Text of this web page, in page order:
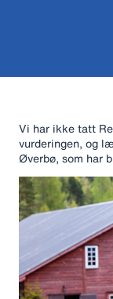
Vi har ikke tatt
vurderingen, og
Øverbø, som har